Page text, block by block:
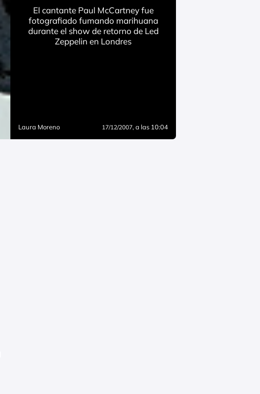
El cantante Paul McCartney fue
fotografiado fumando marihuana
durante el show de retorno de Led
Zeppelin en Londres
Laura Moreno 17/12/2007, a las 10:04